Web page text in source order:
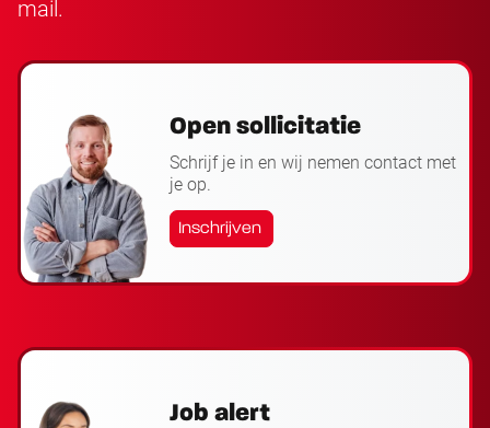
mail.
Open sollicitatie
Schrijf je in en wij nemen contact met
je op.
Inschrijven
Job alert